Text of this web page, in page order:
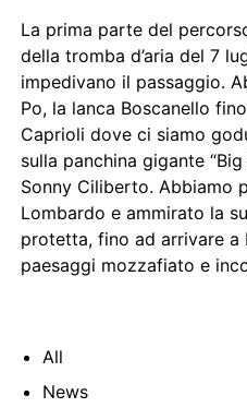
La prima parte del
della tromba d’aria del 7
impedivano il passaggio.
Po, la lanca Boscanello
Caprioli dove ci siamo
sulla panchina gigante
Sonny Ciliberto. Abbiamo
Lombardo e ammirato la
protetta, fino ad arrivare a
paesaggi mozzafiato e
All
News